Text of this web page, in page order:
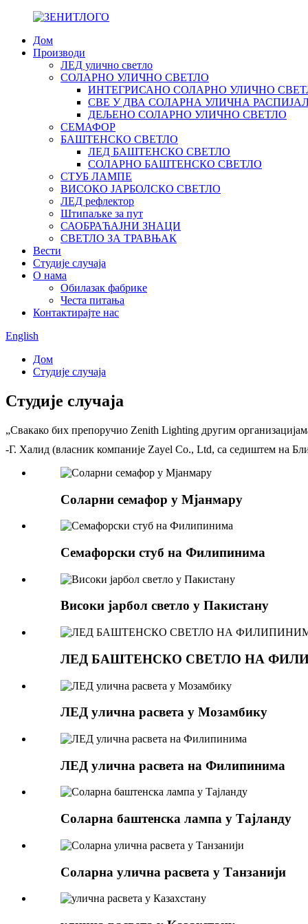
Дом
Производи
ЛЕД улично светло
СОЛАРНО УЛИЧНО СВЕТЛО
ИНТЕГРИСАНО СОЛАРНО УЛИЧНО
СВЕ У ДВА СОЛАРНА УЛИЧНА
ДЕЉЕНО СОЛАРНО УЛИЧНО СВЕТЛО
СЕМАФОР
БАШТЕНСКО СВЕТЛО
ЛЕД БАШТЕНСКО СВЕТЛО
СОЛАРНО БАШТЕНСКО СВЕТЛО
СТУБ ЛАМПЕ
ВИСОКО ЈАРБОЛСКО СВЕТЛО
ЛЕД рефлектор
Штипаљке за пут
САОБРАЋАЈНИ ЗНАЦИ
СВЕТЛО ЗА ТРАВЊАК
Вести
Студије случаја
О нама
Обилазак фабрике
Честа питања
Контактирајте нас
English
Дом
Студије случаја
Студије случаја
„Свакако бих препоручио Zenith Lighting другим
-Г. Халид (власник компаније Zayel Co., Ltd, са седиштем на
Соларни семафор у Мјанмару
Семафорски стуб на Филипинима
Високи јарбол светло у Пакистану
ЛЕД БАШТЕНСКО СВЕТЛО НА
ЛЕД улична расвета у Мозамбику
ЛЕД улична расвета на Филипинима
Соларна баштенска лампа у Тајланду
Соларна улична расвета у Танзанији